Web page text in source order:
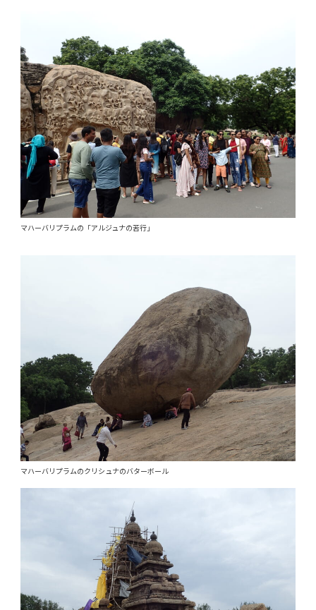
マハーバリプラムの「アルジュナの苦行」
マハーバリプラムのクリシュナのバターボール